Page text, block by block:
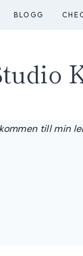
BLOGG
till min